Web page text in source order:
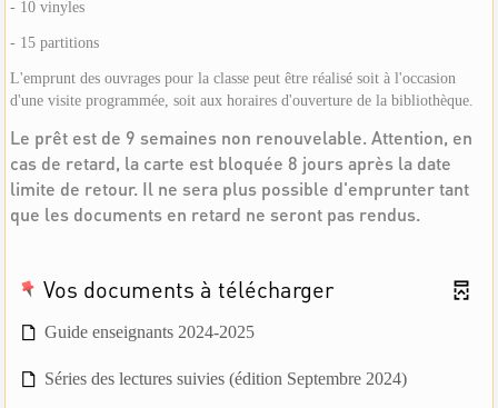
- 10 vinyles
- 15 partitions
L'emprunt des ouvrages pour la classe peut être réalisé soit à l'occasion
d'une visite programmée, soit aux horaires d'ouverture de la bibliothèque.
Le prêt est de 9 semaines non renouvelable. Attention, en
cas de retard, la carte est bloquée 8 jours après la date
limite de retour. Il ne sera plus possible d'emprunter tant
que les documents en retard ne seront pas rendus.
Vos documents à télécharger
Guide enseignants 2024-2025
Séries des lectures suivies (édition Septembre 2024)